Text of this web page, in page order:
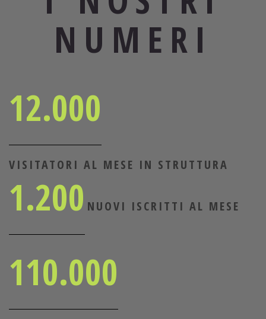
NUMERI
12.000
VISITATORI AL MESE IN STRUTTURA
1.200 NUOVI ISCRITTI AL MESE
110.000